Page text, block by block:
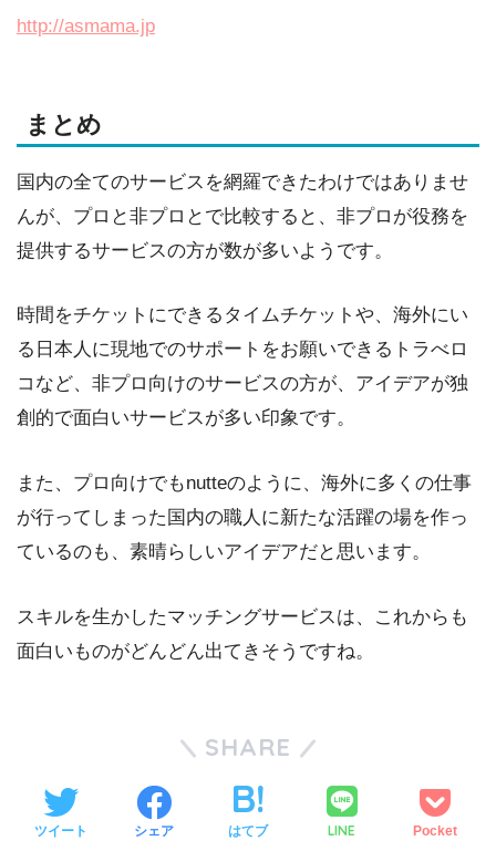
http://asmama.jp
まとめ
国内の全てのサービスを網羅できたわけではありませ
んが、プロと非プロとで比較すると、非プロが役務を
提供するサービスの方が数が多いようです。
時間をチケットにできるタイムチケットや、海外にい
る日本人に現地でのサポートをお願いできるトラべロ
コなど、非プロ向けのサービスの方が、アイデアが独
創的で面白いサービスが多い印象です。
また、プロ向けでもnutteのように、海外に多くの仕事
が行ってしまった国内の職人に新たな活躍の場を作っ
ているのも、素晴らしいアイデアだと思います。
スキルを生かしたマッチングサービスは、これからも
面白いものがどんどん出てきそうですね。
SHARE
ツイート シェア はてブ LINE Pocket